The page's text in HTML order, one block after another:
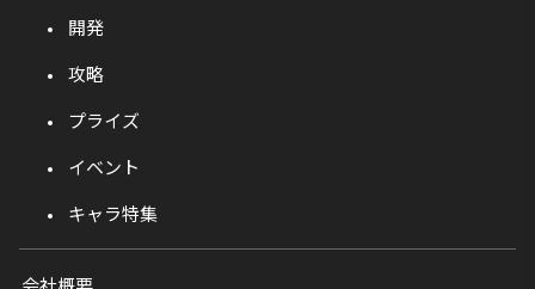
開発
攻略
プライズ
イベント
キャラ特集